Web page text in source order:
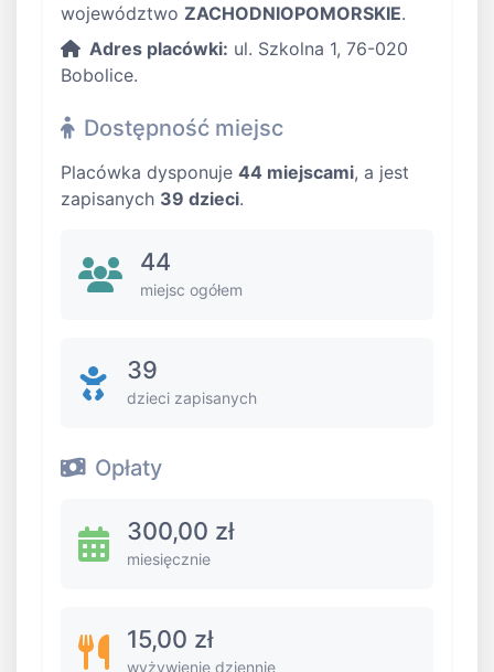
województwo ZACHODNIOPOMORSKIE.
Adres placówki: ul. Szkolna 1, 76-020
Bobolice.
Dostępność miejsc
Placówka dysponuje 44 miejscami, a jest
zapisanych 39 dzieci.
44
miejsc ogółem
39
dzieci zapisanych
Opłaty
300,00 zł
miesięcznie
15,00 zł
wyżywienie dziennie